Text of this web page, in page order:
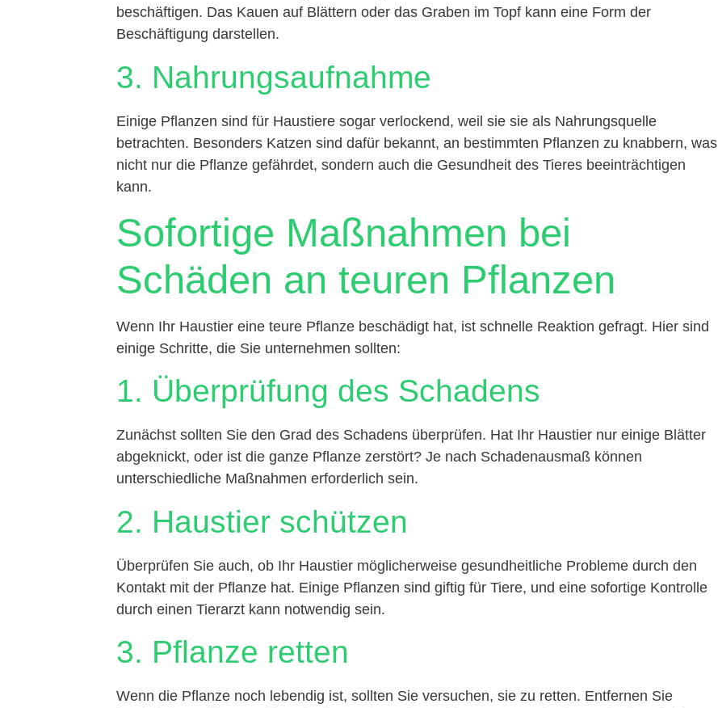
beschäftigen. Das Kauen auf Blättern oder das Graben im Topf kann eine Form der
Beschäftigung darstellen.
3. Nahrungsaufnahme
Einige Pflanzen sind für Haustiere sogar verlockend, weil sie sie als Nahrungsquelle
betrachten. Besonders Katzen sind dafür bekannt, an bestimmten Pflanzen zu knabbern, was
nicht nur die Pflanze gefährdet, sondern auch die Gesundheit des Tieres beeinträchtigen
kann.
Sofortige Maßnahmen bei
Schäden an teuren Pflanzen
Wenn Ihr Haustier eine teure Pflanze beschädigt hat, ist schnelle Reaktion gefragt. Hier sind
einige Schritte, die Sie unternehmen sollten:
1. Überprüfung des Schadens
Zunächst sollten Sie den Grad des Schadens überprüfen. Hat Ihr Haustier nur einige Blätter
abgeknickt, oder ist die ganze Pflanze zerstört? Je nach Schadenausmaß können
unterschiedliche Maßnahmen erforderlich sein.
2. Haustier schützen
Überprüfen Sie auch, ob Ihr Haustier möglicherweise gesundheitliche Probleme durch den
Kontakt mit der Pflanze hat. Einige Pflanzen sind giftig für Tiere, und eine sofortige Kontrolle
durch einen Tierarzt kann notwendig sein.
3. Pflanze retten
Wenn die Pflanze noch lebendig ist, sollten Sie versuchen, sie zu retten. Entfernen Sie